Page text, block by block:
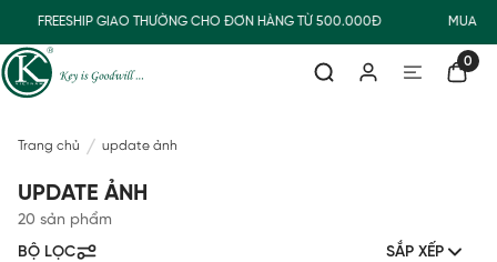
FREESHIP GIAO THƯỜNG CHO ĐƠN HÀNG TỪ 500.000Đ MUA
0
Trang chủ update ảnh
UPDATE ẢNH
20 sản phẩm
BỘ LỌC
SẮP XẾP